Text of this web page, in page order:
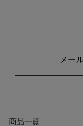
メー
商品一覧